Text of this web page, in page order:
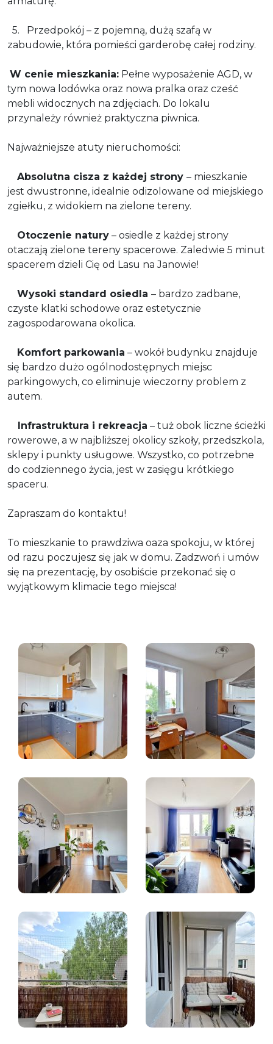
5. Przedpokój – z pojemną, dużą szafą w
zabudowie, która pomieści garderobę całej rodziny.
W cenie mieszkania: Pełne wyposażenie AGD, w
tym nowa lodówka oraz nowa pralka oraz cześć
mebli widocznych na zdjęciach. Do lokalu
przynależy również praktyczna piwnica.
Najważniejsze atuty nieruchomości:
Absolutna cisza z każdej strony – mieszkanie
jest dwustronne, idealnie odizolowane od miejskiego
zgiełku, z widokiem na zielone tereny.
Otoczenie natury – osiedle z każdej strony
otaczają zielone tereny spacerowe. Zaledwie 5 minut
spacerem dzieli Cię od Lasu na Janowie!
Wysoki standard osiedla – bardzo zadbane,
czyste klatki schodowe oraz estetycznie
zagospodarowana okolica.
Komfort parkowania – wokół budynku znajduje
się bardzo dużo ogólnodostępnych miejsc
parkingowych, co eliminuje wieczorny problem z
autem.
Infrastruktura i rekreacja – tuż obok liczne ścieżki
rowerowe, a w najbliższej okolicy szkoły, przedszkola,
sklepy i punkty usługowe. Wszystko, co potrzebne
do codziennego życia, jest w zasięgu krótkiego
spaceru.
Zapraszam do kontaktu!
To mieszkanie to prawdziwa oaza spokoju, w której
od razu poczujesz się jak w domu. Zadzwoń i umów
się na prezentację, by osobiście przekonać się o
wyjątkowym klimacie tego miejsca!